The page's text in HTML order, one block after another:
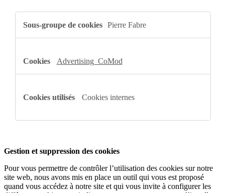
Cookies
pour
Pierre Fabre
Advertising_CoMod
Cookies internes
Gestion et suppression des cookies
Pour vous permettre de contrôler l’utilisation des cookies sur notre
site web, nous avons mis en place un outil qui vous est proposé
quand vous accédez à notre site et qui vous invite à configurer les